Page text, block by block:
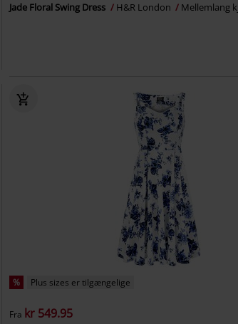
Jade Floral Swing Dress H&R London Mellemlang
% Plus sizes er tilgængelige
Fra kr 549.95